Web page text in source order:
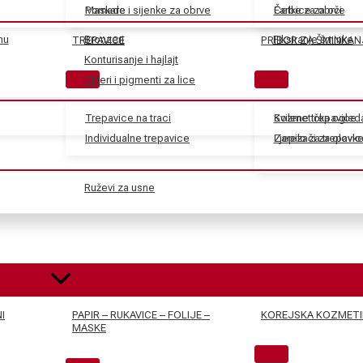
Bronzeri
Konturisanje i hajlajt
Gliteri i pigmenti za lice
Fiksiranje šminke
Ruževi za usne
Maskare
Pomade i sijenke za obrve
Farbe za obrve
TREPAVICE
Trepavice na traci
Individualne trepavice
Svilene trepavice
Ljepilo za
Četkice za oči
PRIBOR ZA
Kozmetička
Zarezači za olovke
PAPIR – RUKAVICE – FOLIJE –
MASKE
KOREJSKA